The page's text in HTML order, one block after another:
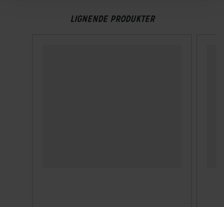
LIGNENDE PRODUKTER